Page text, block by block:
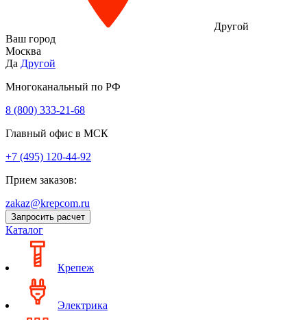
Другой
Ваш город
Москва
Да Другой
Многоканальный по РФ
8 (800) 333‑21-68
Главный офис в МСК
+7 (495) 120-44-92
Прием заказов:
zakaz@krepcom.ru
Запросить расчет
Каталог
Крепеж
Электрика